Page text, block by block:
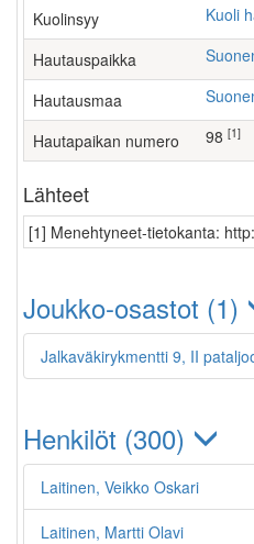
Kuolinsyy Kuoli
Hautauspaikka
Hautausmaa
Hautapaikan numero 98 [1]
Lähteet
[1] Menehtyneet-tietokanta:
Joukko-osastot (1)
Jalkaväkirykmentti 9, II
Henkilöt (300)
Laitinen, Veikko Oskari
Laitinen, Martti Olavi